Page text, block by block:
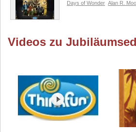
Days of Wonder Alan R.
Videos zu